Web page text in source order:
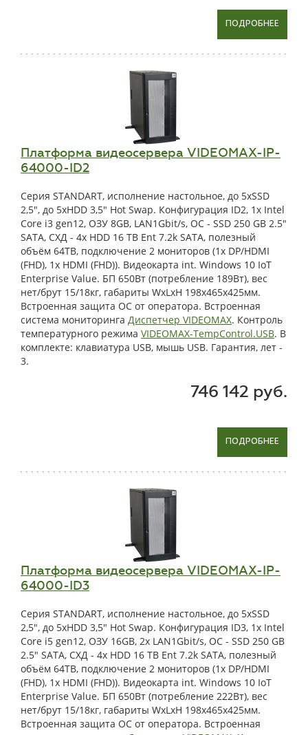
ПОДРОБНЕЕ
Платформа видеосервера VIDEOMAX-IP-
64000-ID2
Серия STANDART, исполнение настольное, до 5xSSD
2,5", до 5xHDD 3,5" Hot Swap. Конфигурация ID2, 1x Intel
Core i3 gen12, ОЗУ 8GB, LAN1Gbit/s, OС - SSD 250 GB 2.5"
SATA, СХД - 4x HDD 16 TB Ent 7.2k SATA, полезный
объём 64TB, подключение 2 мониторов (1x DP/HDMI
(FHD), 1x HDMI (FHD)). Видеокарта int. Windows 10 IoT
Enterprise Value. БП 650Вт (потребление 189Вт), вес
нет/брут 15/18кг, габариты WxLxH 198x465x425мм.
Встроенная защита ОС от оператора. Встроенная
система мониторинга Диспетчер VIDEOMAX. Контроль
температурного режима VIDEOMAX-TempControl.USB. В
комплекте: клавиатура USB, мышь USB. Гарантия, лет -
3.
746 142 руб.
ПОДРОБНЕЕ
Платформа видеосервера VIDEOMAX-IP-
64000-ID3
Серия STANDART, исполнение настольное, до 5xSSD
2,5", до 5xHDD 3,5" Hot Swap. Конфигурация ID3, 1x Intel
Core i5 gen12, ОЗУ 16GB, 2x LAN1Gbit/s, OС - SSD 250 GB
2.5" SATA, СХД - 4x HDD 16 TB Ent 7.2k SATA, полезный
объём 64TB, подключение 2 мониторов (1x DP/HDMI
(FHD), 1x HDMI (FHD)). Видеокарта int. Windows 10 IoT
Enterprise Value. БП 650Вт (потребление 222Вт), вес
нет/брут 15/18кг, габариты WxLxH 198x465x425мм.
Встроенная защита ОС от оператора. Встроенная